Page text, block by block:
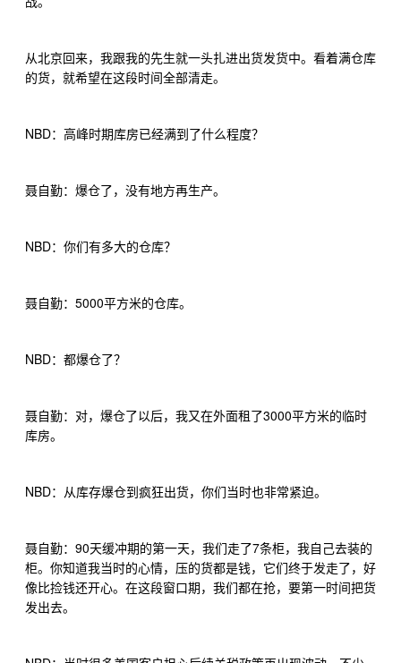
从北京回来，我跟我的先生就一头扎进出货发货中。看着满仓库
的货，就希望在这段时间全部清走。
NBD：高峰时期库房已经满到了什么程度？
聂自勤：爆仓了，没有地方再生产。
NBD：你们有多大的仓库？
聂自勤： 5000平方米的仓库。
NBD：都爆仓了？
聂自勤：对，爆仓了以后，我又在外面租了3000平方米的临时
库房。
NBD：从库存爆仓到疯狂出货，你们当时也非常紧迫。
聂自勤： 90天缓冲期的第一天，我们走了7条柜，我自己去装的
柜。你知道我当时的心情，压的货都是钱，它们终于发走了，好
像比捡钱还开心。在这段窗口期，我们都在抢，要第一时间把货
发出去。